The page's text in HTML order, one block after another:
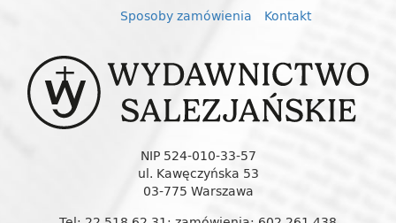
Sposoby zamówienia
Kontakt
NIP 524-010-33-57
ul. Kawęczyńska 53
03-775 Warszawa